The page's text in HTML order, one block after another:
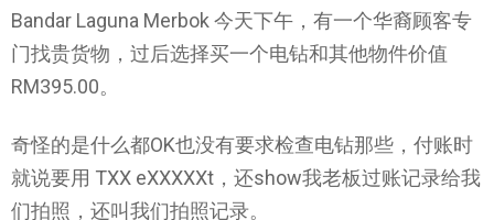
Bandar Laguna Merbok 今天下午，有一个华裔顾客专
门找贵货物，过后选择买一个电钻和其他物件价值
RM395.00。
奇怪的是什么都OK也没有要求检查电钻那些，付账时
就说要用 TXX eXXXXXt，还show我老板过账记录给我
们拍照，还叫我们拍照记录。